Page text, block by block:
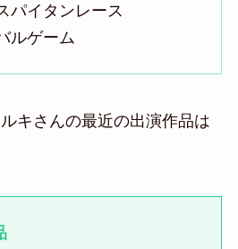
パイタンレース
ルゲーム
キさんの最近の出演作品は